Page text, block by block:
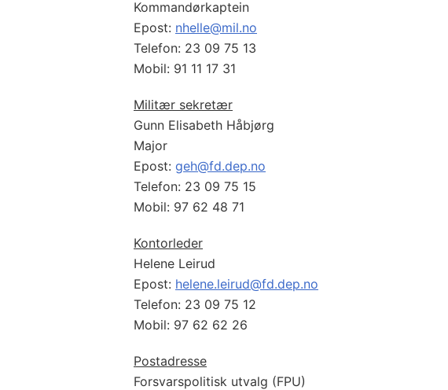
Kommandørkaptein
Epost: nhelle@mil.no
Telefon: 23 09 75 13
Mobil: 91 11 17 31
Militær sekretær
Gunn Elisabeth Håbjørg
Major
Epost: geh@fd.dep.no
Telefon: 23 09 75 15
Mobil: 97 62 48 71
Kontorleder
Helene Leirud
Epost: helene.leirud@fd.dep.no
Telefon: 23 09 75 12
Mobil: 97 62 62 26
Postadresse
Forsvarspolitisk utvalg (FPU)